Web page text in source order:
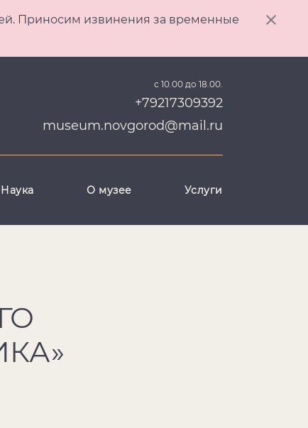
Приносим извинения за временные
с 10.00 до 18.00.
+79217309392
museum.novgorod@mail.ru
Наука О музее Услуги